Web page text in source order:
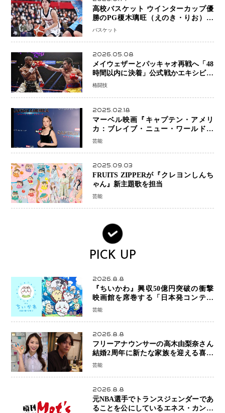
高校バスケット ウインターカップ優
勝のPG榎木璃旺（えのき・りお）が
プロの現場へ―。
バスケット
2026.05.08
メイウェザーとパッキャオ再戦へ「48
時間以内に決着」公式戦かエキシビシ
ョンか混迷続く
格闘技
2025.02.18
マーベル映画『キャプテン・アメリ
カ：ブレイブ・ニュー・ワールド』
新ブラック・ウィドウ役のシラ・ハー
芸能
2025.09.03
FRUITS ZIPPERが『クレヨンしんち
ゃん』新主題歌を担当
芸能
PICK UP
2026.8.8
『ちいかわ』興収50億円突破の衝撃
映画館を席巻する「日本発コンテン
ツ」の強さ スパイダーマン、モアナ
芸能
2026.8.8
フリーアナウンサーの高木由梨奈さん
結婚2周年に新たな家族を迎える喜び
を報告 夫・岸田タツヤさんと連名
芸能
2026.8.8
元NBA選手でトランスジェンダーであ
ることを公にしているエネス・カンタ